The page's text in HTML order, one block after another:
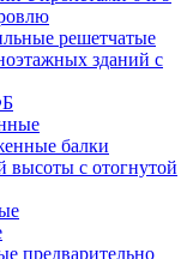
решетчатые
зданий с
балки
высоты с отогнутой
предварительно